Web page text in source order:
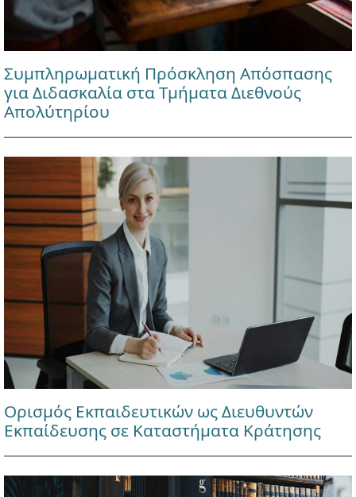
Συμπληρωματική Πρόσκληση Απόσπασης
για Διδασκαλία στα Τμήματα Διεθνούς
Απολύτηρίου
Ορισμός Εκπαιδευτικών ως Διευθυντών
Εκπαίδευσης σε Καταστήματα Κράτησης